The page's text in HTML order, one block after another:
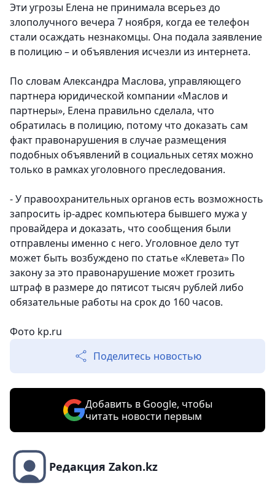
Эти угрозы Елена не принимала всерьез до
злополучного вечера 7 ноября, когда ее телефон
стали осаждать незнакомцы. Она подала заявление
в полицию – и объявления исчезли из интернета.
По словам Александра Маслова, управляющего
партнера юридической компании «Маслов и
партнеры», Елена правильно сделала, что
обратилась в полицию, потому что доказать сам
факт правонарушения в случае размещения
подобных объявлений в социальных сетях можно
только в рамках уголовного преследования.
- У правоохранительных органов есть возможность
запросить ip-адрес компьютера бывшего мужа у
провайдера и доказать, что сообщения были
отправлены именно с него. Уголовное дело тут
может быть возбуждено по статье «Клевета» По
закону за это правонарушение может грозить
штраф в размере до пятисот тысяч рублей либо
обязательные работы на срок до 160 часов.
Фото kp.ru
Поделитесь новостью
Добавить в Google, чтобы
читать новости первым
Редакция Zakon.kz